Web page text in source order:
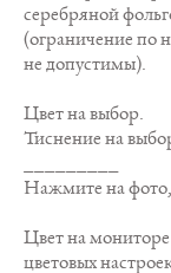
серебряной
(ограничение по
не допустимы).
Цвет на выбор.
Тиснение на
Нажмите на фото,
Цвет на мониторе
цветовых